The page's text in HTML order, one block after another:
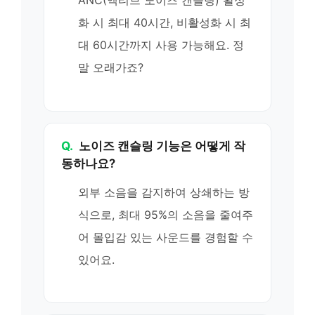
화 시 최대 40시간, 비활성화 시 최
대 60시간까지 사용 가능해요. 정
말 오래가죠?
Q. 노이즈 캔슬링 기능은 어떻게 작
동하나요?
외부 소음을 감지하여 상쇄하는 방
식으로, 최대 95%의 소음을 줄여주
어 몰입감 있는 사운드를 경험할 수
있어요.